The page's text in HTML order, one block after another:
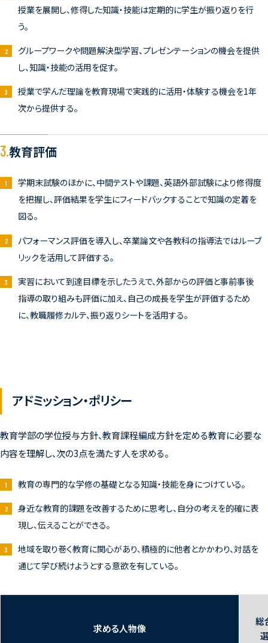
授業を展開し、修得した知識・技能は定期的に学生が振り返りを行
う。
グループワークや問題解決型学習、プレゼンテーションの機会を提供
し、知識・技能の活用を促す。
授業で学んだ理論を教育現場で実践的に活用・体験する機会を1年
次から提供する。
3.教育評価
学期末試験のほかに、中間テストや課題、英語外部試験により修得度
を把握し、評価結果を学生にフィードバックすることで知識の定着を
図る。
パフォーマンス評価を導入し、卒業論文や各教科の指導法ではルーブ
リックを活用して評価する。
実習において到達目標を示したうえで、外部からの評価と事前事後
指導の取り組みも評価に加え、自己の成長を学生が評価するため
に、教職履修カルテ、振り返りシートを活用する。
アドミッション・ポリシー
教育学部の学位授与方針、教育課程編成方針を定める教育に必要な
内容を理解し、次の3点を満たす人を求める。
教育の専門的な学修の基礎となる知識・技能を身につけている。
身近な教育的課題を改善するために思考し、自分の考えを的確に表
現し、伝えることができる。
地域を取り巻く教育に関心があり、積極的に他者とかかわり、対話を
通じて学び続けようとする意欲を有している。
求める人物像
総